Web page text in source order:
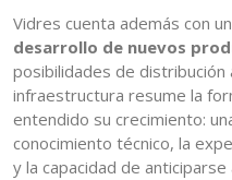
Vidres cuenta además con
desarrollo de nuevos
posibilidades de distribución
infraestructura resume la
entendido su crecimiento:
conocimiento técnico, la
y la capacidad de